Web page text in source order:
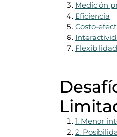
Medición
Eficiencia
Costo-
Flexibilidad
1. Menor
2.